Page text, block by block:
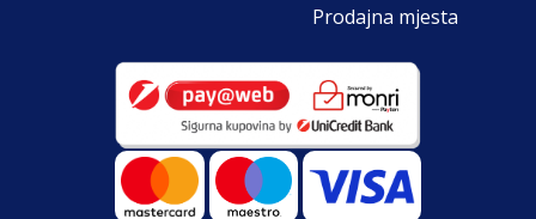
Prodajna mjesta